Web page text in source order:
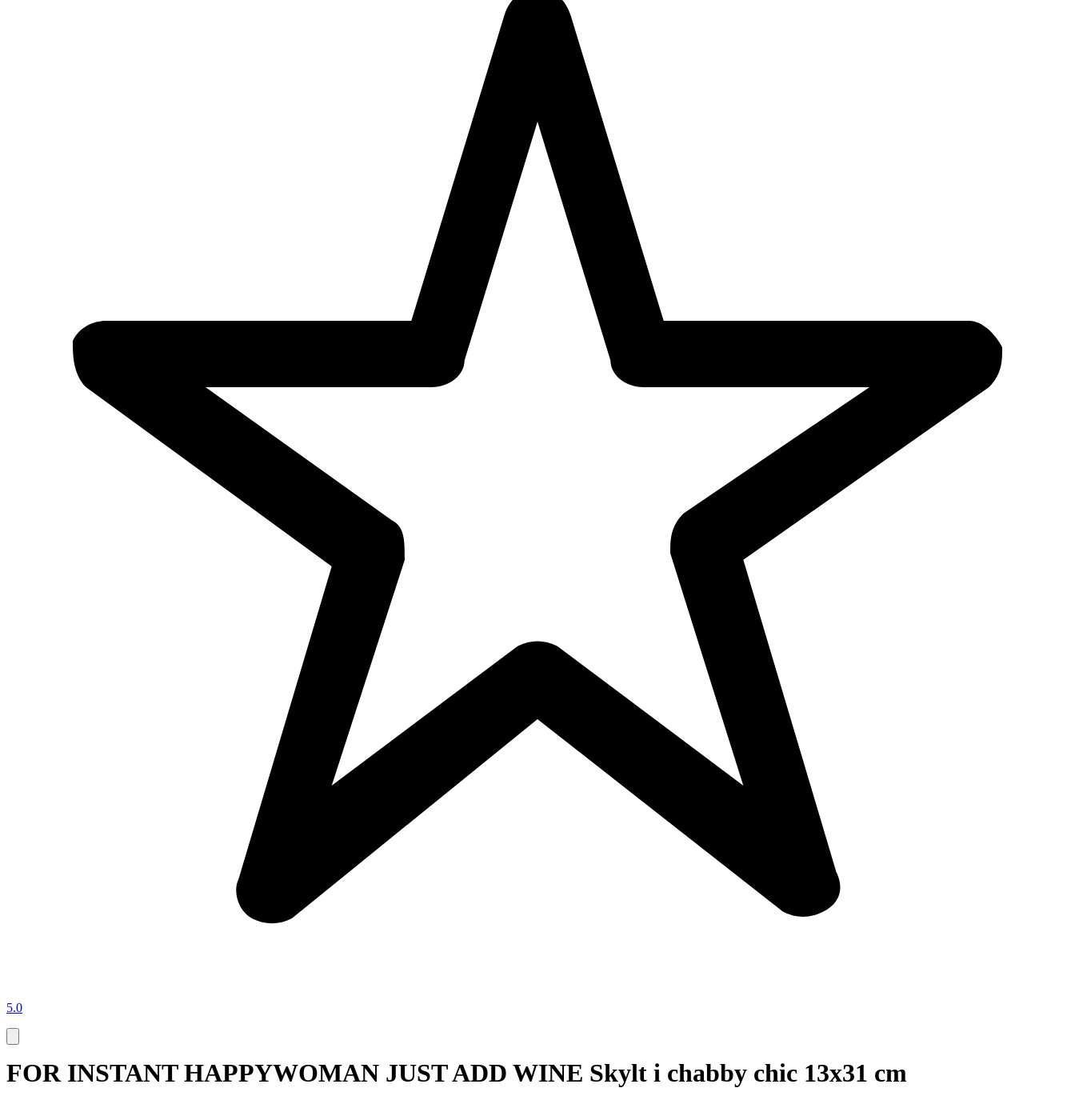
5.0
FOR INSTANT HAPPYWOMAN JUST ADD WINE Skylt i chabby chic 13x31 cm